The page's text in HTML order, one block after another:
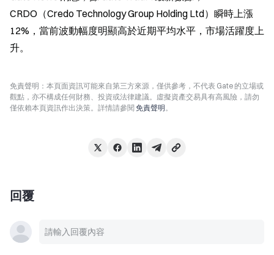
CRDO（Credo Technology Group Holding Ltd）瞬時上漲
12%，當前波動幅度明顯高於近期平均水平，市場活躍度上
升。
免責聲明：本頁面資訊可能來自第三方來源，僅供參考，不代表 Gate 的立場或
觀點，亦不構成任何財務、投資或法律建議。虛擬資產交易具有高風險，請勿
僅依賴本頁資訊作出決策。詳情請參閱 免責聲明。
回覆